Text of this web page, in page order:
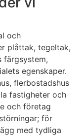
och
plåttak, tegeltak,
färgsystem,
egenskaper.
flerbostadshus
fastigheter och
och företag
för
med tydliga